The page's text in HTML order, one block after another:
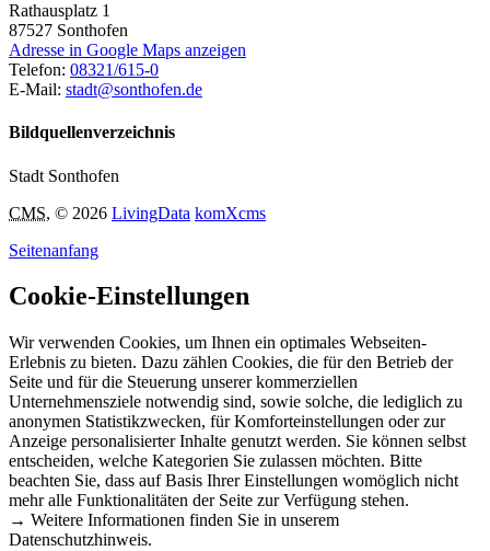
Rathausplatz 1
87527 Sonthofen
Adresse in Google Maps anzeigen
Telefon: 08321/615-0
E-Mail: stadt@sonthofen.de
Bildquellenverzeichnis
Stadt Sonthofen
CMS, © 2026 LivingData komXcms
Seitenanfang
Cookie-Einstellungen
Wir verwenden Cookies, um Ihnen ein optimales Webseiten-
Erlebnis zu bieten. Dazu zählen Cookies, die für den Betrieb der
Seite und für die Steuerung unserer kommerziellen
Unternehmensziele notwendig sind, sowie solche, die lediglich zu
anonymen Statistikzwecken, für Komforteinstellungen oder zur
Anzeige personalisierter Inhalte genutzt werden. Sie können selbst
entscheiden, welche Kategorien Sie zulassen möchten. Bitte
beachten Sie, dass auf Basis Ihrer Einstellungen womöglich nicht
mehr alle Funktionalitäten der Seite zur Verfügung stehen.
→ Weitere Informationen finden Sie in unserem
Datenschutzhinweis.